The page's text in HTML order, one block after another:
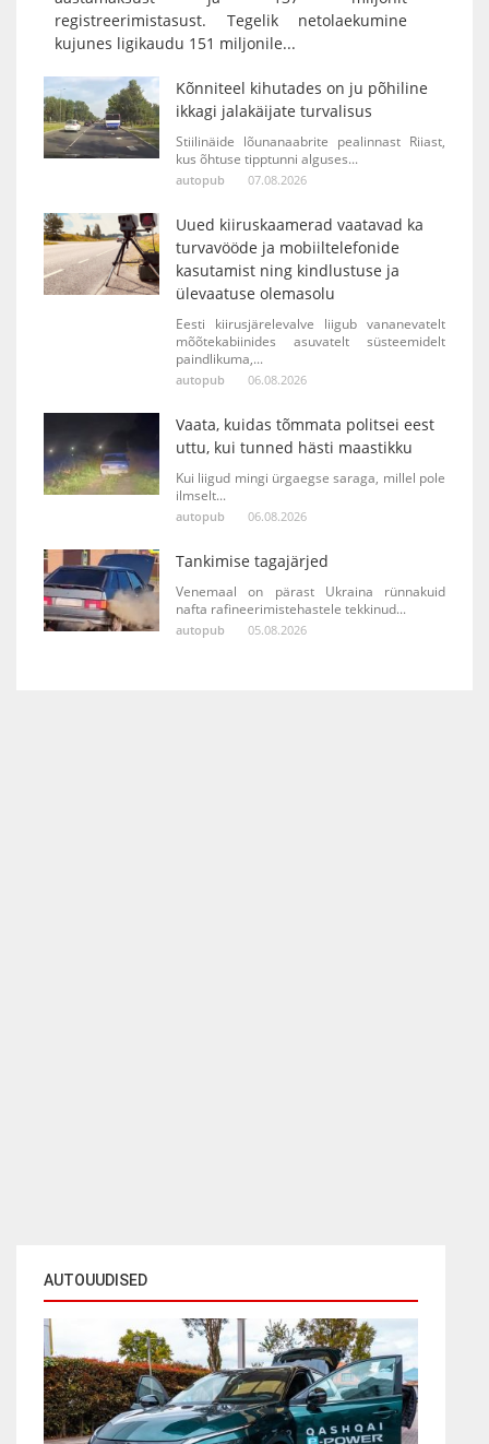
AUTOUUDISED
registreerimistasust. Tegelik netolaekumine
kujunes ligikaudu 151 miljonile...
Kõnniteel kihutades on ju põhiline
ikkagi jalakäijate turvalisus
Stiilinäide lõunanaabrite pealinnast Riiast,
kus õhtuse tipptunni alguses...
autopub 07.08.2026
Uued kiiruskaamerad vaatavad ka
turvavööde ja mobiiltelefonide
kasutamist ning kindlustuse ja
ülevaatuse olemasolu
Eesti kiirusjärelevalve liigub vananevatelt
mõõtekabiinides asuvatelt süsteemidelt
paindlikuma,...
autopub 06.08.2026
Vaata, kuidas tõmmata politsei eest
uttu, kui tunned hästi maastikku
Kui liigud mingi ürgaegse saraga, millel pole
ilmselt...
autopub 06.08.2026
Tankimise tagajärjed
Venemaal on pärast Ukraina rünnakuid
nafta rafineerimistehastele tekkinud...
autopub 05.08.2026